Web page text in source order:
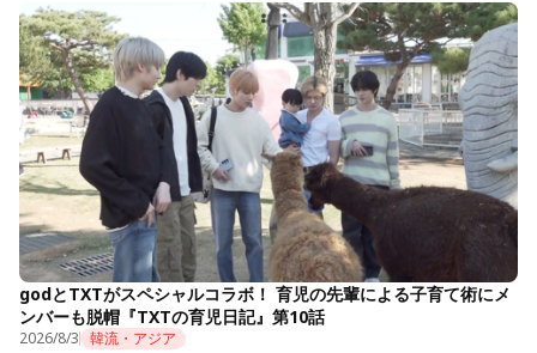
godとTXTがスペシャルコラボ！ 育児の先輩による子育て術にメ
ンバーも脱帽『TXTの育児日記』第10話
2026/8/3 韓流・アジア